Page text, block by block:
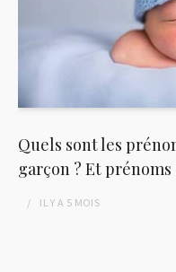
Quels sont les
garçon ? Et prénoms
IL Y A 5 MOIS